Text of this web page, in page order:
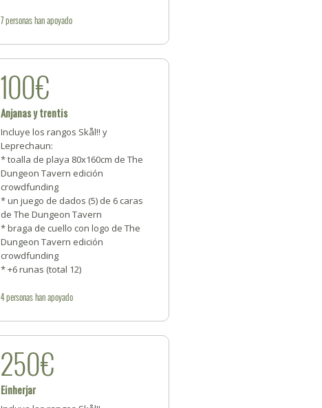
7personashan apoyado
100€
Anjanas y trentis
Incluye los rangos Skål!! y
Leprechaun:
* toalla de playa 80x160cm de The
Dungeon Tavern edición
crowdfunding
* un juego de dados (5) de 6 caras
de The Dungeon Tavern
* braga de cuello con logo de The
Dungeon Tavern edición
crowdfunding
* +6 runas (total 12)
4personashan apoyado
250€
Einherjar